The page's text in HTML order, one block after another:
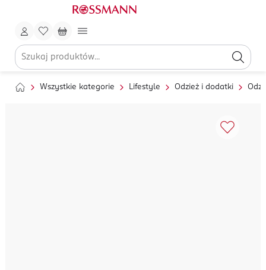
Wszystkie kategorie Lifestyle Odzież i dodatki